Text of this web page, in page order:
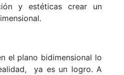
y estéticas crear un
el plano bidimensional lo
ya es un logro. A